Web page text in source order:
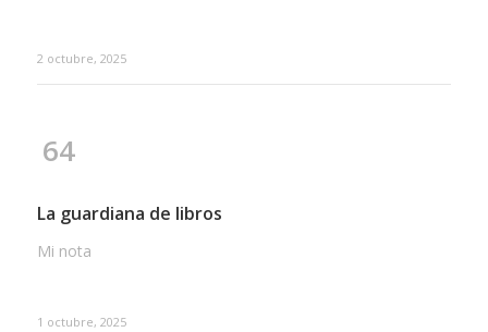
2 octubre, 2025
64
La guardiana de libros
Mi nota
1 octubre, 2025